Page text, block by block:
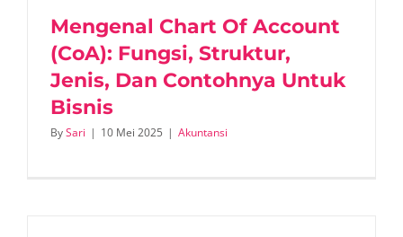
Mengenal Chart Of Account
(CoA): Fungsi, Struktur,
Jenis, Dan Contohnya Untuk
Bisnis
BySari | 10 Mei 2025 | Akuntansi